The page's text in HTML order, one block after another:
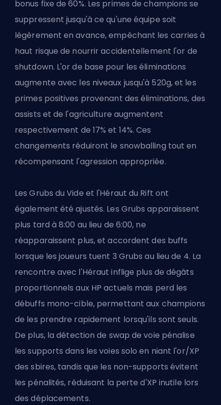
bonus fixe de 60%. Les primes de champions se
suppressent jusqu'à ce qu'une équipe soit
légèrement en avance, empêchant les carries à
haut risque de nourrir accidentellement l'or de
shutdown. L'or de base pour les éliminations
augmente avec les niveaux jusqu'à 520g, et les
primes positives provenant des éliminations, des
assists et de l'agriculture augmentent
respectivement de 17% et 14%. Ces
changements réduiront le snowballing tout en
récompensant l'agression appropriée.
Les Grubs du Vide et l'Héraut du Rift ont
également été ajustés. Les Grubs apparaissent
plus tard à 8:00 au lieu de 6:00, ne
réapparaissent plus, et accordent des buffs
lorsque les joueurs tuent 3 Grubs au lieu de 4. La
rencontre avec l'Héraut inflige plus de dégâts
proportionnels aux HP actuels mais perd les
débuffs mono-cible, permettant aux champions
de les prendre rapidement lorsqu'ils sont seuls.
De plus, la détection de swap de voie pénalise
les supports dans les voies solo en niant l'or/XP
des sbires, tandis que les non-supports évitent
les pénalités, réduisant la perte d'XP inutile lors
des déplacements.